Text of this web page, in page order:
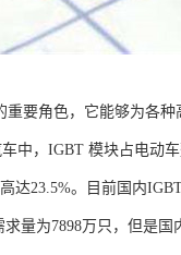
重要角色，它能够为各
中，IGBT 模块占电动
达23.5%。目前国内
量为7898万只，但是